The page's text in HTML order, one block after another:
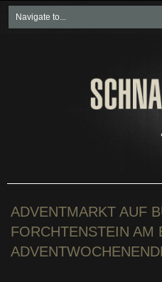
Neueste
Soziales
ADVENTMARKT AUF
FORCHTENSTEIN AM